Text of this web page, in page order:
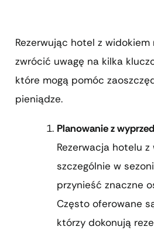
Rezerwując hotel z
zwrócić uwagę na kilka
które mogą pomóc
pieniądze.
Planowanie z
Rezerwacja hotelu
szczególnie w
przynieść znaczne
Często oferowane
którzy dokonują